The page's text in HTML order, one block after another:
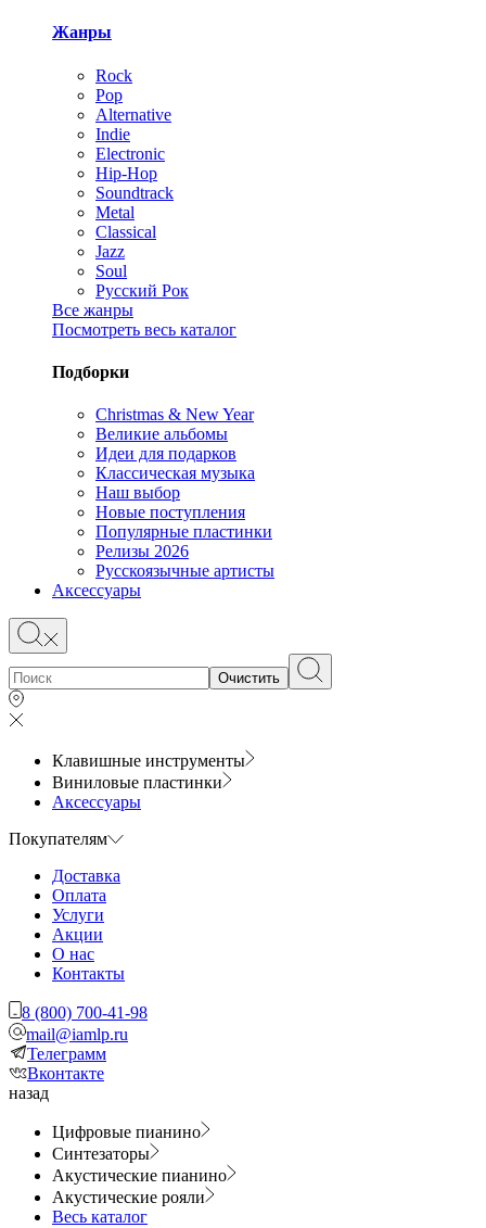
Жанры
Rock
Pop
Alternative
Indie
Electronic
Hip-Hop
Soundtrack
Metal
Classical
Jazz
Soul
Русский Рок
Все жанры
Посмотреть весь каталог
Подборки
Christmas & New Year
Великие альбомы
Идеи для подарков
Классическая музыка
Наш выбор
Новые поступления
Популярные пластинки
Релизы 2026
Русскоязычные артисты
Аксессуары
Очистить
Клавишные инструменты
Виниловые пластинки
Аксессуары
Покупателям
Доставка
Оплата
Услуги
Акции
О нас
Контакты
8 (800) 700-41-98
mail@iamlp.ru
Телеграмм
Вконтакте
назад
Цифровые пианино
Синтезаторы
Акустические пианино
Акустические рояли
Весь каталог